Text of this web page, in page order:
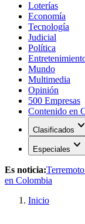
Loterías
Economía
Tecnología
Judicial
Política
Mundo
Multimedia
Opinión
500 Empresas
Contenido en
Clasificados expand_more
Especiales expand_more
Es noticia:
en Colombia
Inicio